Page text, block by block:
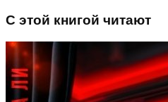
С этой книгой читают